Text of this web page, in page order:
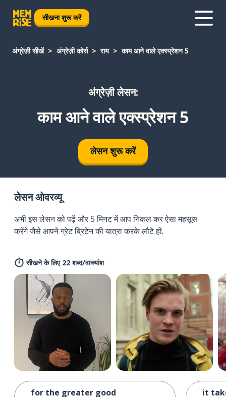
सीखना शुरू करें
अंग्रेज़ी सीखें अंग्रेज़ी कोर्स राय काम आने वाले एक्स्प्रेशन 5
अंग्रेज़ी लेसन:
काम आने वाले एक्स्प्रेशन 5
लेसन शुरू करें
लेसन ओवरव्यू
अभी इस लेसन को पढ़ें और 5 मिनट में आप निकल कर ऐसा महसूस
करेंगे जैसे आपने ग्रेट ब्रिटेन की यात्रा करके लौटे हों.
सीखने के लिए 22 शब्द/वाक्यांश
for the greater good it